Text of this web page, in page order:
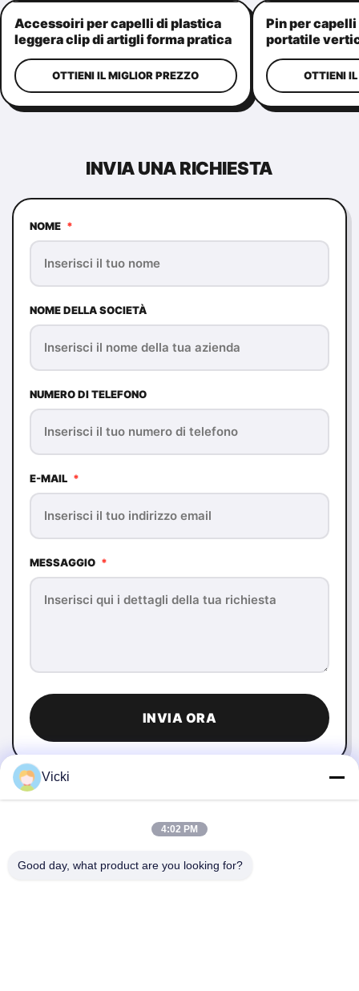
Accessoiri per capelli di plastica
leggera clip di artigli forma pratica
di corona
OTTIENI IL MIGLIOR PREZZO
Pin per capelli
portatile
capelli da
OTTIENI
INVIA UNA RICHIESTA
NOME *
NOME DELLA SOCIETÀ
NUMERO DI TELEFONO
E-MAIL *
MESSAGGIO *
INVIA ORA
Vicki
4:02 PM
Good day, what product are you looking for?